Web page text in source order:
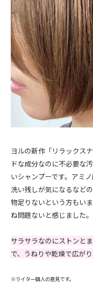
ヨルの新作「リラックス
ドな成分なのに不必要な
いシャンプーです。アミ
洗い残しが気になるなど
物足りないという方もい
ね問題ないと感じました。
サラサラなのにストンと
で、うねりや乾燥で広が
※ライター個人の意見です。